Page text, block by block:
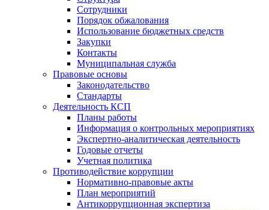
Сотрудники
Порядок обжалования
Использование бюджетных средств
Закупки
Контакты
Муниципальная служба
Правовые основы
Законодательство
Стандарты
Деятельность КСП
Планы работы
Информация о контрольных мероприятиях
Экспертно-аналитическая деятельность
Годовые отчеты
Учетная политика
Противодействие коррупции
Нормативно-правовые акты
План мероприятий
Антикоррупционная экспертиза